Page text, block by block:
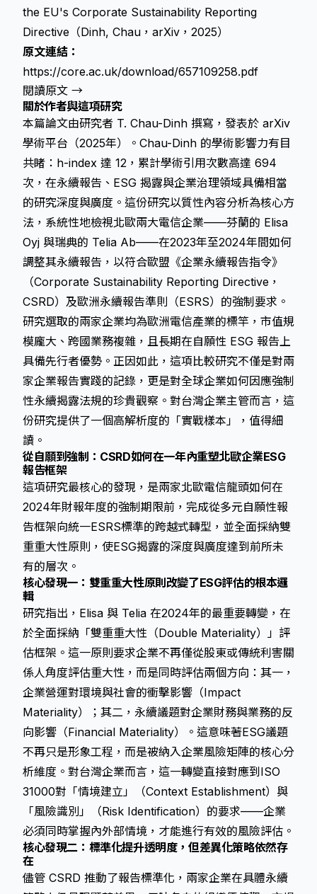
the EU's Corporate Sustainability Reporting
Directive（Dinh, Chau，arXiv，2025）
原文連結：
https://core.ac.uk/download/657109258.pdf
閱讀原文 →
關於作者與這項研究
本篇論文由研究者 T. Chau-Dinh 撰寫，發表於 arXiv
學術平台（2025年）。Chau-Dinh 的學術影響力有目
共睹：h-index 達 12，累計學術引用次數高達 694
次，在永續報告、ESG 揭露與企業治理領域具備相當
的研究深度與廣度。這份研究以質性內容分析為核心方
法，系統性地檢視北歐兩大電信企業——芬蘭的 Elisa
Oyj 與瑞典的 Telia Ab——在2023年至2024年間如何
調整其永續報告，以符合歐盟《企業永續報告指令》
（Corporate Sustainability Reporting Directive，
CSRD）及歐洲永續報告準則（ESRS）的強制要求。
研究選取的兩家企業均為歐洲電信產業的標竿，市值規
模龐大、跨國業務複雜，且長期在自願性 ESG 報告上
具備先行者優勢。正因如此，這項比較研究不僅是對兩
家企業報告實踐的記錄，更是對全球企業如何因應強制
性永續揭露法規的珍貴觀察。對台灣企業主管而言，這
份研究提供了一個高解析度的「實戰樣本」，值得細
讀。
從自願到強制：CSRD如何在一年內重塑北歐企業ESG
報告框架
這項研究最核心的發現，是兩家北歐電信龍頭如何在
2024年財報年度的強制期限前，完成從多元自願性報
告框架向統一ESRS標準的跨越式轉型，並全面採納雙
重重大性原則，使ESG揭露的深度與廣度達到前所未
有的層次。
核心發現一：雙重重大性原則改變了ESG評估的根本邏
輯
研究指出，Elisa 與 Telia 在2024年的最重要轉變，在
於全面採納「雙重重大性（Double Materiality）」評
估框架。這一原則要求企業不再僅從股東或傳統利害關
係人角度評估重大性，而是同時評估兩個方向：其一，
企業營運對環境與社會的衝擊影響（Impact
Materiality）；其二，永續議題對企業財務與業務的反
向影響（Financial Materiality）。這意味著ESG議題
不再只是形象工程，而是被納入企業風險矩陣的核心分
析維度。對台灣企業而言，這一轉變直接對應到ISO
31000對「情境建立」（Context Establishment）與
「風險識別」（Risk Identification）的要求——企業
必須同時掌握內外部情境，才能進行有效的風險評估。
核心發現二：標準化提升透明度，但差異化策略依然存
在
儘管 CSRD 推動了報告標準化，兩家企業在具體永續